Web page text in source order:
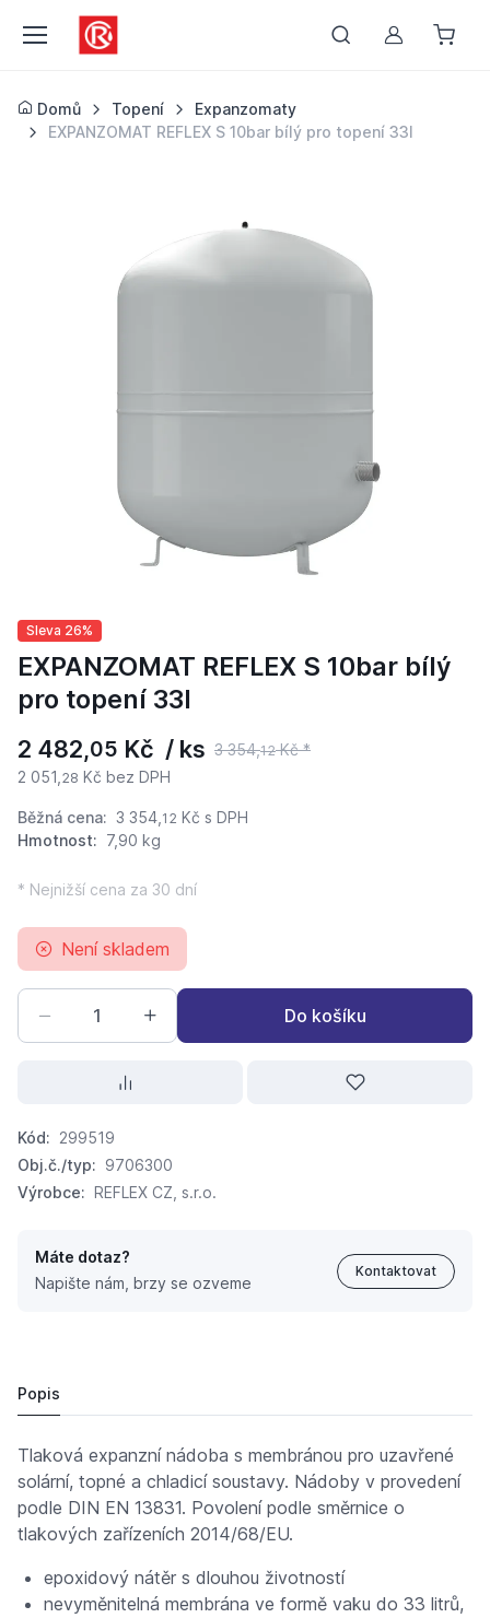
Můj účet
Domů Topení
Expanzomaty
EXPANZOMAT REFLEX S 10bar bílý pro topení 33l
Sleva 26%
EXPANZOMAT REFLEX S 10bar bílý
pro topení 33l
2 482,05 Kč / ks 3 354,12Kč *
2 051, 28 Kč bez DPH
Běžná cena: 3 354, 12 Kč s DPH
Hmotnost: 7,90 kg
* Nejnižší cena za 30 dní
Není skladem
Do košíku
Kód: 299519
Obj.č./typ: 9706300
Výrobce: REFLEX CZ, s.r.o.
Máte dotaz?
Napište nám, brzy se ozveme
Kontaktovat
Popis
Tlaková expanzní nádoba s membránou pro uzavřené
solární, topné a chladicí soustavy. Nádoby v provedení
podle DIN EN 13831. Povolení podle směrnice o
tlakových zařízeních 2014/68/EU.
epoxidový nátěr s dlouhou životností
nevyměnitelná membrána ve formě vaku do 33 litrů,